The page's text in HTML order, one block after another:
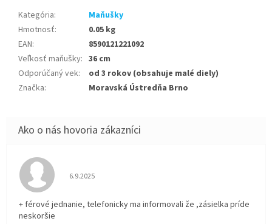
Kategória:
Maňušky
Hmotnosť:
0.05 kg
EAN:
8590121221092
Veľkosť maňušky: 36 cm
Odporúčaný vek:
od 3 rokov (obsahuje malé diely)
Značka: Moravská Ústredňa Brno
Hodnotenie obchodu je 5 z 5 hviezdičiek.
6.9.2025
+ férové jednanie, telefonicky ma informovali že ,zásielka príde
neskoršie